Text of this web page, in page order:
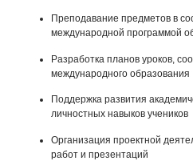
Преподавание предметов в
международной программой
Разработка планов уроков,
международного образования
Поддержка развития
личностных навыков учеников
Организация проектной
работ и презентаций